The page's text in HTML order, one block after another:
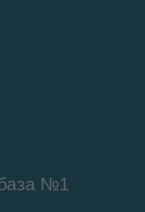
блист. 26, 3*28, 3*3см